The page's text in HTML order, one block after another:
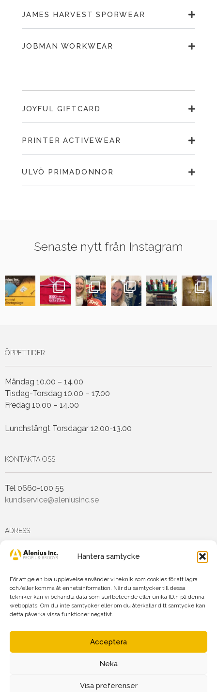
Hantera samtycke
För att ge en bra upplevelse använder vi teknik som cookies för att lagra
och/eller komma åt enhetsinformation. När du samtycker till dessa
tekniker kan vi behandla data som surfbeteende eller unika ID:n på denna
webbplats. Om du inte samtycker eller om du återkallar ditt samtycke kan
detta påverka vissa funktioner negativt.
Acceptera
Neka
Visa preferenser
JAMES HARVEST SPORWEAR
JOBMAN WORKWEAR
JOYFUL GIFTCARD
PRINTER ACTIVEWEAR
ULVÖ PRIMADONNOR
Senaste nytt från Instagram
ÖPPETTIDER
Måndag 10.00 – 14.00
Tisdag-Torsdag 10.00 – 17.00
Fredag 10.00 – 14.00
Lunchstängt Torsdagar 12.00-13.00
KONTAKTA OSS
Tel 0660-100 55
kundservice@aleniusinc.se
ADRESS
Hästmarksvägen 3D
FÖLJ OSS PÅ
Agnetha Alenius Incorporated AB